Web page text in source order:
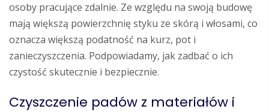
osoby pracujące zdalnie. Ze względu na swoją budowę
mają większą powierzchnię styku ze skórą i włosami, co
oznacza większą podatność na kurz, pot i
zanieczyszczenia. Podpowiadamy, jak zadbać o ich
czystość skutecznie i bezpiecznie.
Czyszczenie padów z materiałów i